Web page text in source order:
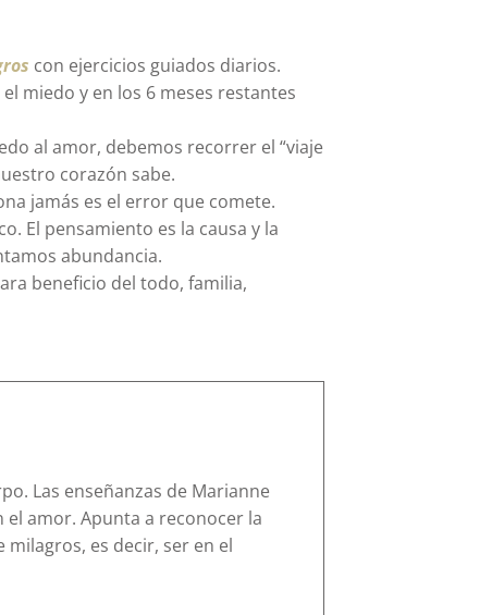
con ejercicios guiados diarios.
miedo y en los 6 meses restantes
al amor, debemos recorrer el “viaje
corazón sabe.
jamás es el error que comete.
El pensamiento es la causa y la
abundancia.
beneficio del todo, familia,
Las enseñanzas de Marianne
amor. Apunta a reconocer la
es decir, ser en el